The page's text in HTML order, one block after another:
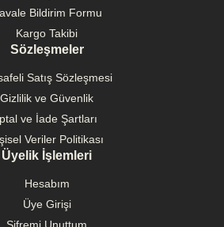
Bildirim Formu
Kargo Takibi
Sözleşmeler
Satış Sözleşmesi
Gizlilik ve Güvenlik
ve İade Şartları
Veriler Politikası
Üyelik İşlemleri
Hesabım
Üye Girişi